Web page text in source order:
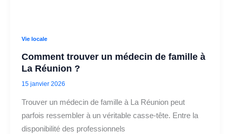
Vie locale
Comment trouver un médecin de famille à
La Réunion ?
15 janvier 2026
Trouver un médecin de famille à La Réunion peut
parfois ressembler à un véritable casse-tête. Entre la
disponibilité des professionnels